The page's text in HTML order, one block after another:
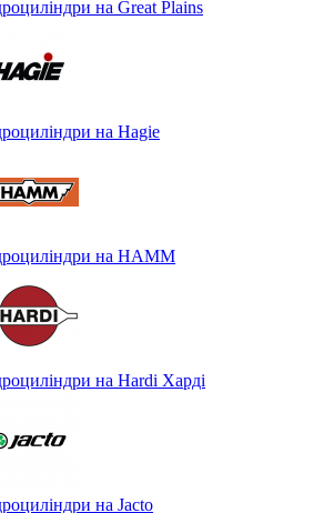
на Great Plains
на Hagie
на HAMM
на Hardi Харді
на Jacto